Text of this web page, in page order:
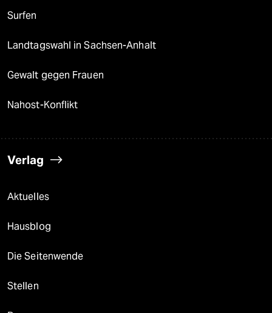
Surfen
Landtagswahl in Sachsen-Anhalt
Gewalt gegen Frauen
Nahost-Konflikt
Verlag
Aktuelles
Hausblog
Die Seitenwende
Stellen